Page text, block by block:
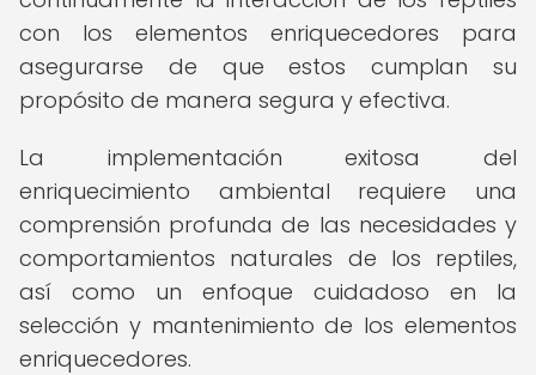
con los elementos enriquecedores para
asegurarse de que estos cumplan su
propósito de manera segura y efectiva.
La implementación exitosa del
enriquecimiento ambiental requiere una
comprensión profunda de las necesidades y
comportamientos naturales de los reptiles,
así como un enfoque cuidadoso en la
selección y mantenimiento de los elementos
enriquecedores.